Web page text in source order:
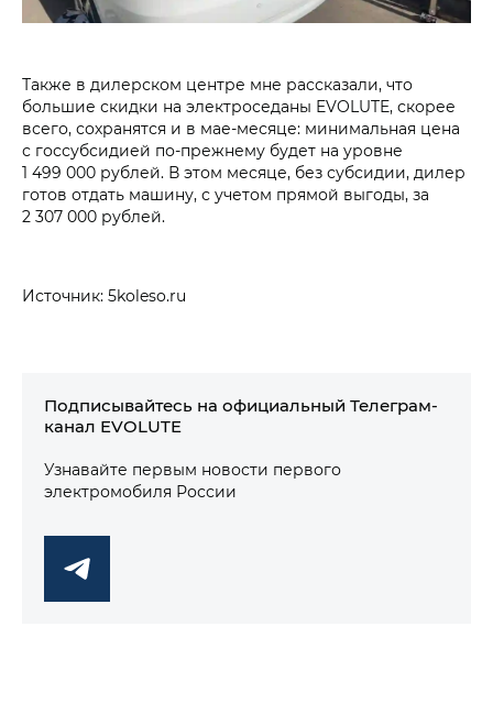
Также в дилерском центре мне рассказали, что
большие скидки на электроседаны EVOLUTE, скорее
всего, сохранятся и в мае-месяце: минимальная цена
с госсубсидией по-прежнему будет на уровне
1 499 000 рублей. В этом месяце, без субсидии, дилер
готов отдать машину, с учетом прямой выгоды, за
2 307 000 рублей.
Источник: 5koleso.ru
Подписывайтесь на официальный Телеграм-
канал EVOLUTE
Узнавайте первым новости первого
электромобиля России